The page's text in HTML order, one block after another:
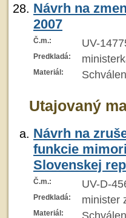
Návrh na
2007
Č.m.: UV-
Predkladá:
Materiál:
Utajovaný
Návrh na
funkcie
Slovenskej
Č.m.: UV-D-
Predkladá: minister
Materiál: